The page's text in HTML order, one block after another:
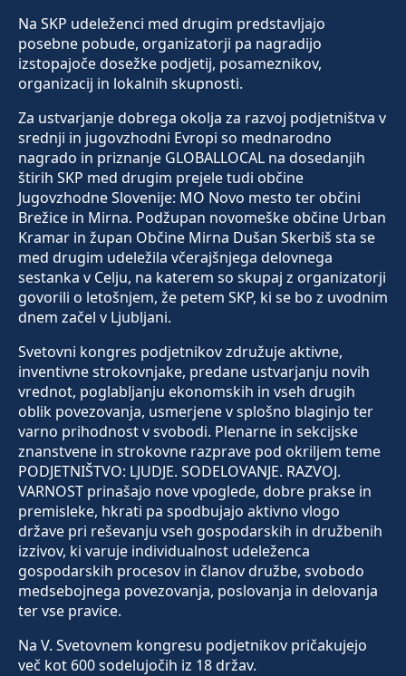
Na SKP udeleženci med drugim predstavljajo
posebne pobude, organizatorji pa nagradijo
izstopajoče dosežke podjetij, posameznikov,
organizacij in lokalnih skupnosti.
Za ustvarjanje dobrega okolja za razvoj podjetništva v
srednji in jugovzhodni Evropi so mednarodno
nagrado in priznanje GLOBALLOCAL na dosedanjih
štirih SKP med drugim prejele tudi občine
Jugovzhodne Slovenije: MO Novo mesto ter občini
Brežice in Mirna. Podžupan novomeške občine Urban
Kramar in župan Občine Mirna Dušan Skerbiš sta se
med drugim udeležila včerajšnjega delovnega
sestanka v Celju, na katerem so skupaj z organizatorji
govorili o letošnjem, že petem SKP, ki se bo z uvodnim
dnem začel v Ljubljani.
Svetovni kongres podjetnikov združuje aktivne,
inventivne strokovnjake, predane ustvarjanju novih
vrednot, poglabljanju ekonomskih in vseh drugih
oblik povezovanja, usmerjene v splošno blaginjo ter
varno prihodnost v svobodi. Plenarne in sekcijske
znanstvene in strokovne razprave pod okriljem teme
PODJETNIŠTVO: LJUDJE. SODELOVANJE. RAZVOJ.
VARNOST prinašajo nove vpoglede, dobre prakse in
premisleke, hkrati pa spodbujajo aktivno vlogo
države pri reševanju vseh gospodarskih in družbenih
izzivov, ki varuje individualnost udeleženca
gospodarskih procesov in članov družbe, svobodo
medsebojnega povezovanja, poslovanja in delovanja
ter vse pravice.
Na V. Svetovnem kongresu podjetnikov pričakujejo
več kot 600 sodelujočih iz 18 držav.